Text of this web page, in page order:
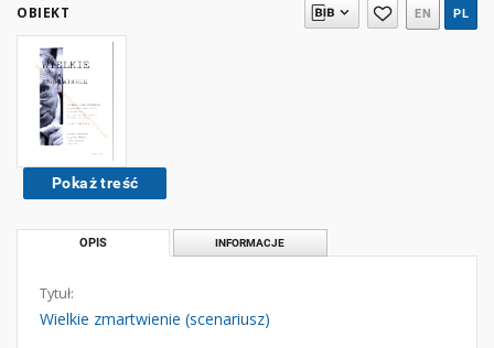
OBIEKT EN PL
Pokaż treść
OPIS INFORMACJE
Tytuł:
Wielkie zmartwienie (scenariusz)